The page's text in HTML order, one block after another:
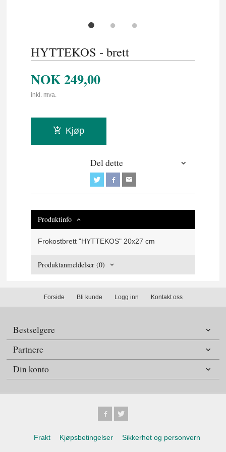
HYTTEKOS - brett
NOK249,00
inkl. mva.
Kjøp
Del dette
Produktinfo
Frokostbrett "HYTTEKOS" 20x27 cm
Produktanmeldelser (0)
Forside Bli kunde Logg inn Kontakt oss
Bestselgere
Partnere
Din konto
Frakt Kjøpsbetingelser Sikkerhet og personvern